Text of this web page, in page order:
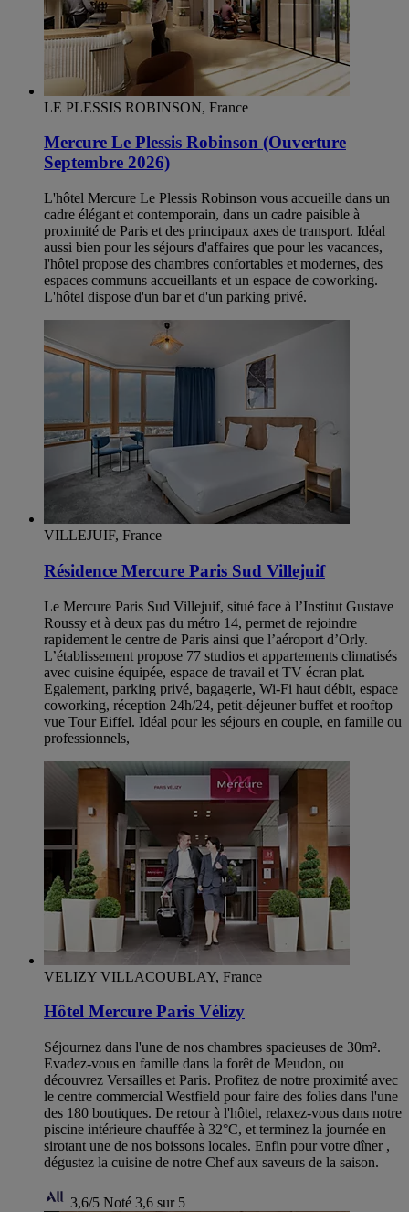
LE PLESSIS ROBINSON, France
Mercure Le Plessis Robinson (Ouverture
Septembre 2026)
L'hôtel Mercure Le Plessis Robinson vous accueille dans un
cadre élégant et contemporain, dans un cadre paisible à
proximité de Paris et des principaux axes de transport. Idéal
aussi bien pour les séjours d'affaires que pour les vacances,
l'hôtel propose des chambres confortables et modernes, des
espaces communs accueillants et un espace de coworking.
L'hôtel dispose d'un bar et d'un parking privé.
VILLEJUIF, France
Résidence Mercure Paris Sud Villejuif
Le Mercure Paris Sud Villejuif, situé face à l’Institut Gustave
Roussy et à deux pas du métro 14, permet de rejoindre
rapidement le centre de Paris ainsi que l’aéroport d’Orly.
L’établissement propose 77 studios et appartements climatisés
avec cuisine équipée, espace de travail et TV écran plat.
Egalement, parking privé, bagagerie, Wi-Fi haut débit, espace
coworking, réception 24h/24, petit-déjeuner buffet et rooftop
vue Tour Eiffel. Idéal pour les séjours en couple, en famille ou
professionnels,
VELIZY VILLACOUBLAY, France
Hôtel Mercure Paris Vélizy
Séjournez dans l'une de nos chambres spacieuses de 30m².
Evadez-vous en famille dans la forêt de Meudon, ou
découvrez Versailles et Paris. Profitez de notre proximité avec
le centre commercial Westfield pour faire des folies dans l'une
des 180 boutiques. De retour à l'hôtel, relaxez-vous dans notre
piscine intérieure chauffée à 32°C, et terminez la journée en
sirotant une de nos boissons locales. Enfin pour votre dîner ,
dégustez la cuisine de notre Chef aux saveurs de la saison.
3,6/5 Noté 3,6 sur 5